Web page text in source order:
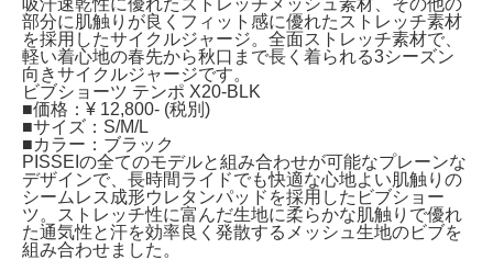
吸汗速乾性に優れたストレッチメッシュ素材、その他の
部分に肌触りが良くフィット感に優れたストレッチ素材
を採用したサイクルジャージ。全面ストレッチ素材で、
軽い着心地の春先から秋口まで長く着られる3シーズン
向きサイクルジャージです。
ビブショーツ テンポ X20-BLK
■価格：¥ 12,800- (税別)
■サイズ：S/M/L
■カラー：ブラック
PISSEIの全てのモデルと組み合わせが可能なプレーンな
デザインで、長時間ライドでも快適な心地よい肌触りの
シームレス成形ウレタンパッドを採用したビブショー
ツ。ストレッチ性に富んだ生地に柔らかな肌触りで優れ
た通気性と汗を効率良く発散するメッシュ生地のビブを
組み合わせました。